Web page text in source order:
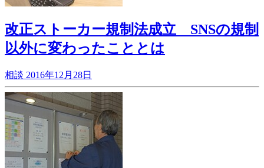
改正ストーカー規制法成立 SNSの規制
以外に変わったこととは
相談 2016年12月28日